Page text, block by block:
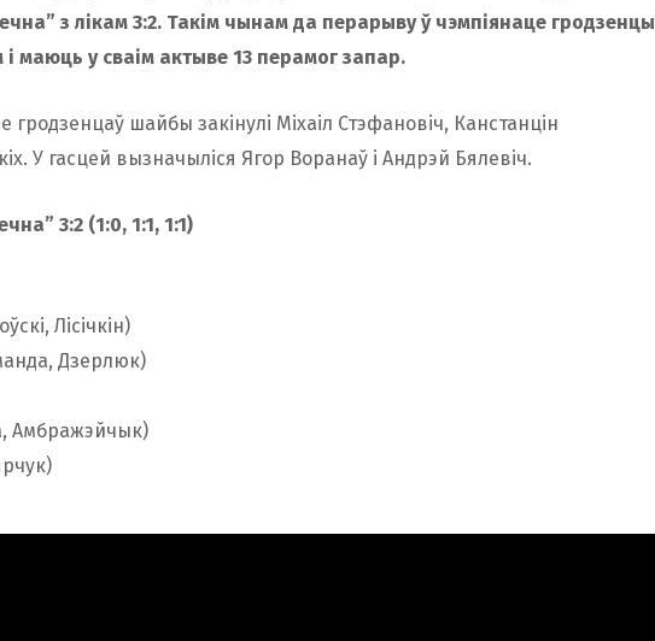
з лікам 3:2. Такім чынам да перарыву ў чэмпіянаце гродзенцы
маюць у сваім актыве 13 перамог запар.
шайбы закінулі Міхаіл Стэфановіч, Канстанцін
У гасцей вызначыліся Ягор Воранаў і Андрэй Бялевіч.
3:2 (1:0, 1:1, 1:1)
Лісічкін)
Дзерлюк)
Амбражэйчык)